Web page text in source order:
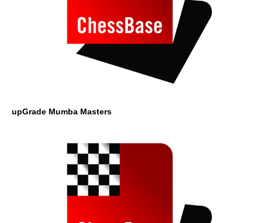
upGrade Mumba Masters